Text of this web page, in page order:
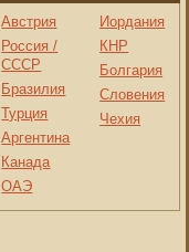
Австрия
Россия /
СССР
Бразилия
Турция
Аргентина
Канада
ОАЭ
Иордания
КНР
Болгария
Словения
Чехия